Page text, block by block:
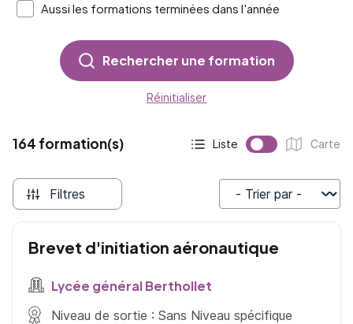
Aussi les formations terminées dans l'année
Rechercher une formation
Réinitialiser
164 formation(s)
Affichage actif :
Liste
Affichage :
Carte
Filtres
Trier par
Brevet d'initiation aéronautique
Lycée général Berthollet
Niveau de sortie : Sans Niveau spécifique